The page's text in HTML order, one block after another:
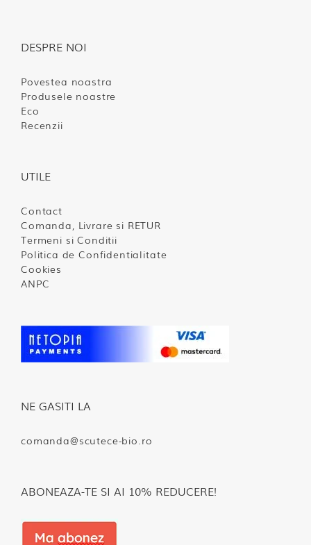
DESPRE NOI
Povestea noastra
Produsele noastre
Eco
Recenzii
UTILE
Contact
Comanda, Livrare si RETUR
Termeni si Conditii
Politica de Confidentialitate
Cookies
ANPC
NE GASITI LA
comanda@scutece-bio.ro
ABONEAZA-TE SI AI 10% REDUCERE!